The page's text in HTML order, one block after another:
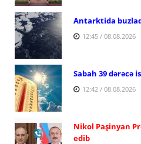
Antarktida
12:45 / 08.08.2026
Sabah 39 dərəcə
12:42 / 08.08.2026
Nikol Paşinyan
edib